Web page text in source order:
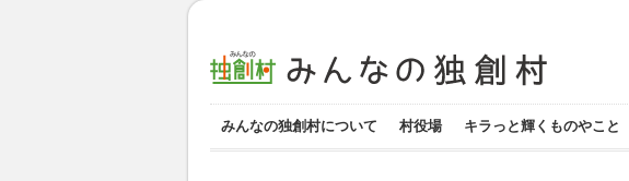
みんなの独創村について 村役場 キラっと輝くものやこと